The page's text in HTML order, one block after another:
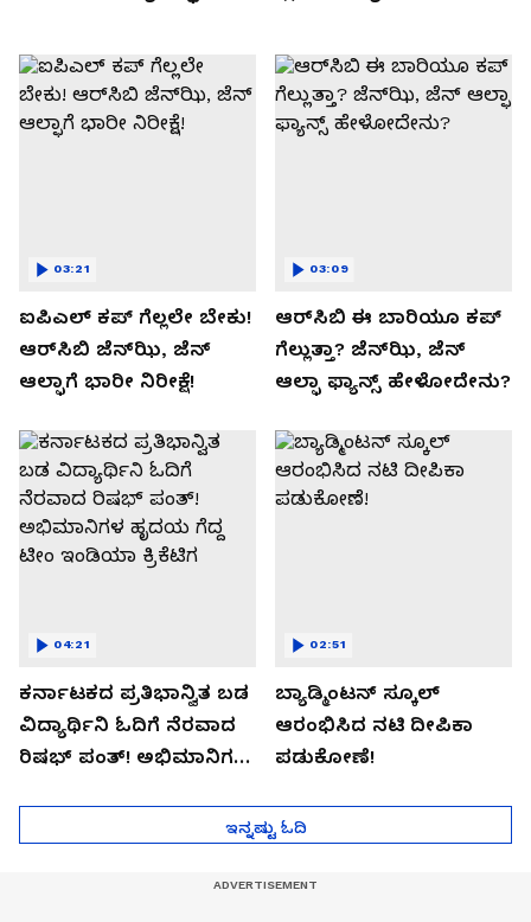
ಐಪಿಎಲ್ ಕಪ್‌ ಗೆಲ್ಲಲೇ ಬೇಕು!
ಆರ್‌ಸಿಬಿ ಜೆನ್‌ಝಿ, ಜೆನ್‌
ಆಲ್ಫಾಗೆ ಭಾರೀ ನಿರೀಕ್ಷೆ!
03:21
ಆರ್‌ಸಿಬಿ ಈ ಬಾರಿಯೂ ಕಪ್‌
ಗೆಲ್ಲುತ್ತಾ? ಜೆನ್‌ಝಿ, ಜೆನ್‌
ಆಲ್ಫಾ ಫ್ಯಾನ್ಸ್ ಹೇಳೋದೇನು?
03:09
ಕರ್ನಾಟಕದ ಪ್ರತಿಭಾನ್ವಿತ ಬಡ
ವಿದ್ಯಾರ್ಥಿನಿ ಓದಿಗೆ ನೆರವಾದ
ರಿಷಭ್ ಪಂತ್! ಅಭಿಮಾನಿಗಳ
04:21
ಬ್ಯಾಡ್ಮಿಂಟನ್ ಸ್ಕೂಲ್​
ಆರಂಭಿಸಿದ ನಟಿ ದೀಪಿಕಾ
ಪಡುಕೋಣೆ!
02:51
ಇನ್ನಷ್ಟು ಓದಿ